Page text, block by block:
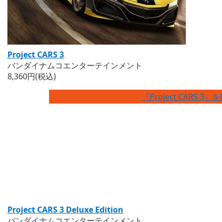
Project CARS 3
バンダイナムコエンターテインメント
8,360円(税込)
『Project CARS 3』
Project CARS 3 Deluxe Edition